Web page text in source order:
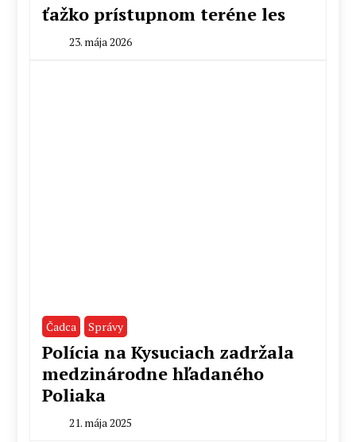
ťažko prístupnom teréne les
23. mája 2026
Čadca Správy
Polícia na Kysuciach zadržala
medzinárodne hľadaného
Poliaka
21. mája 2025